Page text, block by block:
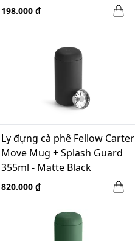
198.000 ₫
Ly đựng cà phê Fellow Carter
Move Mug + Splash Guard
355ml - Matte Black
820.000 ₫